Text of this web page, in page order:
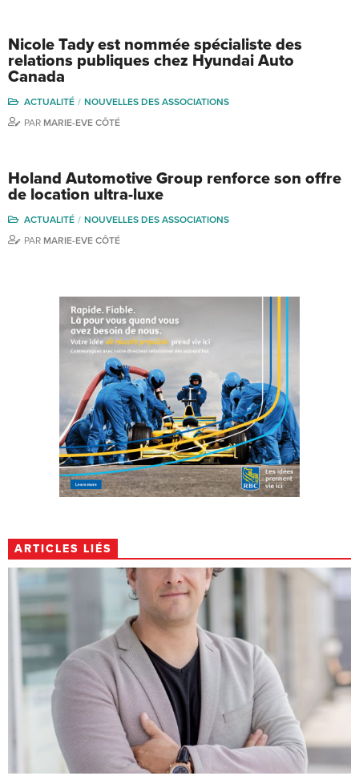
Nicole Tady est nommée spécialiste des
relations publiques chez Hyundai Auto
Canada
ACTUALITÉ
NOUVELLES DES ASSOCIATIONS
PAR MARIE-EVE CÔTÉ
Holand Automotive Group renforce son offre
de location ultra-luxe
ACTUALITÉ
NOUVELLES DES ASSOCIATIONS
PAR MARIE-EVE CÔTÉ
ARTICLES LIÉS